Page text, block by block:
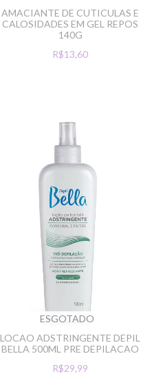
AMACIANTE DE CUTICULAS E
CALOSIDADES EM GEL REPOS
140G
R$13,60
ESGOTADO
LOCAO ADSTRINGENTE DEPIL
BELLA 500ML PRE DEPILACAO
R$29,99